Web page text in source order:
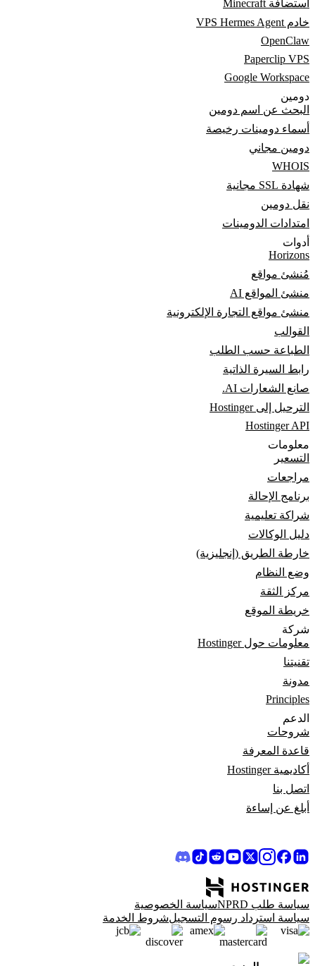
استضافة Minecraft
خادم VPS Hermes Agent
OpenClaw
Paperclip VPS
Google Workspace
دومين
البحث عن اسم دومين
أسماء دومينات رخيصة
دومين مجاني
WHOIS
شهادة SSL مجانية
نقل دومين
امتدادات الدومينات
أدوات
Horizons
مُنشئ مواقع
منشئ المواقع AI
منشئ مواقع التجارة الإلكترونية
القوالب
الطباعة حسب الطلب
رابط السيرة الذاتية
صانع الشعارات AI.
الترحيل إلى Hostinger
Hostinger API
معلومات
التسعير
مراجعات
برنامج الإحالة
شراكة تعليمية
دليل الوكالات
خارطة الطريق (إنجليزية)
وضع النظام
مركز الثقة
خريطة الموقع
شركة
معلومات حول Hostinger
تقنيتنا
مدونة
Principles
الدعم
شروحات
قاعدة المعرفة
أكاديمية Hostinger
اتصل بنا
أبلغ عن إساءة
سياسة طلب NPRD
سياسة الخصوصية
سياسة استرداد رسوم التسجيلشروط الخدمة